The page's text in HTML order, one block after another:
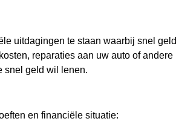
uitdagingen te staan waarbij snel geld
reparaties aan uw auto of andere
snel geld wil lenen.
en financiële situatie: